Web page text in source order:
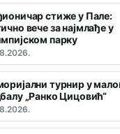
стиже у Пале:
вече за најмлађе у
парку
турнир у
„Ранко Цицовић“